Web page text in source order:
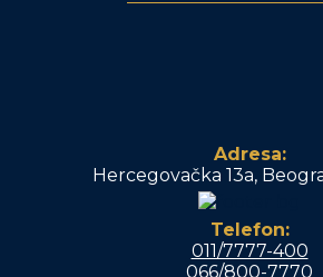
Adresa:
Hercegovačka 13a,
Telefon:
011/7777-400
066/800-7770